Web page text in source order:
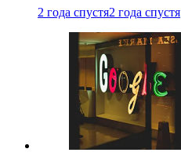
2 года спустя2 года спустя